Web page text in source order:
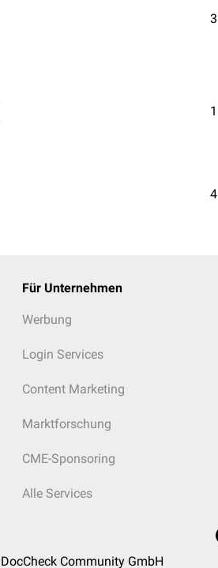
3
1
4
Für Unternehmen
Werbung
Login Services
Content Marketing
Marktforschung
CME-Sponsoring
Alle Services
DocCheck Community GmbH